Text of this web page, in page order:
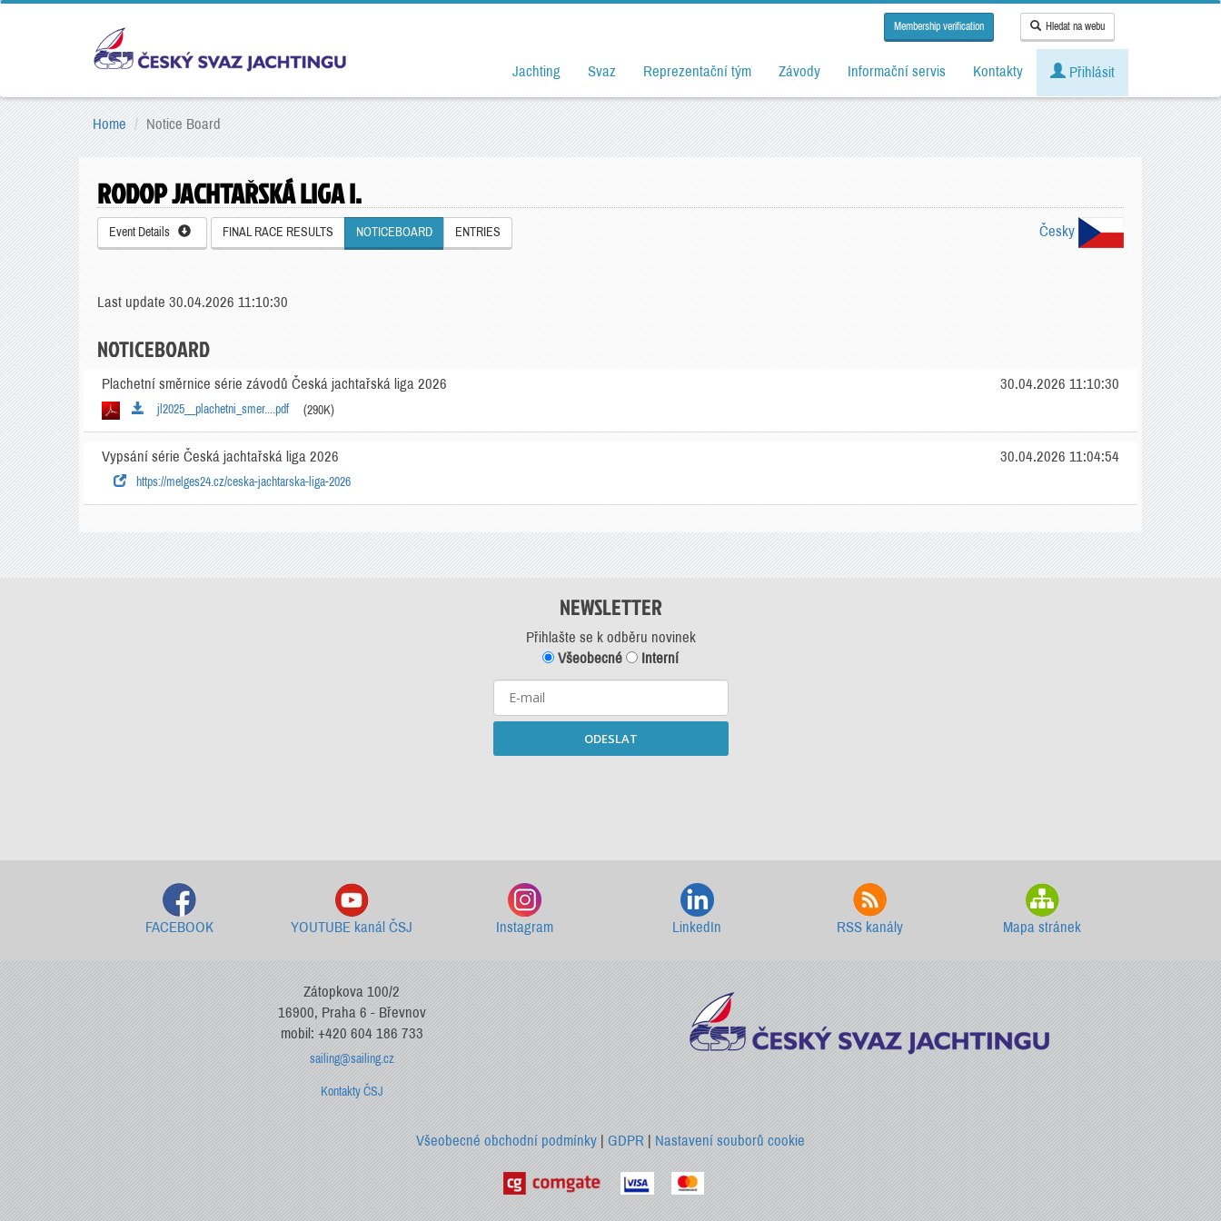
Membership verification Hledat na webu
Jachting Svaz Reprezentační tým Závody Informační servis Kontakty Přihlásit
Home Notice Board
RODOP JACHTAŘSKÁ LIGA I.
Event Details FINAL RACE RESULTS NOTICEBOARD ENTRIES Česky
Last update 30.04.2026 11:10:30
NOTICEBOARD
Plachetní směrnice série závodů Česká jachtařská liga 2026
jl2025__plachetni_smer....pdf (290K)
30.04.2026 11:10:30
Vypsání série Česká jachtařská liga 2026
https://melges24.cz/ceska-jachtarska-liga-2026
30.04.2026 11:04:54
NEWSLETTER
Přihlašte se k odběru novinek
Všeobecné
Interní
ODESLAT
FACEBOOK YOUTUBE kanál ČSJ Instagram LinkedIn RSS kanály Mapa stránek
Zátopkova 100/2
16900, Praha 6 - Břevnov
mobil: +420 604 186 733
sailing@sailing.cz
Kontakty ČSJ
Všeobecné obchodní podmínky| GDPR |Nastavení souborů cookie